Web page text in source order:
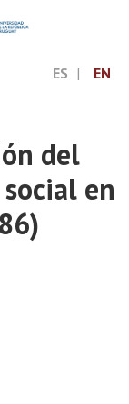
ES EN
del
en